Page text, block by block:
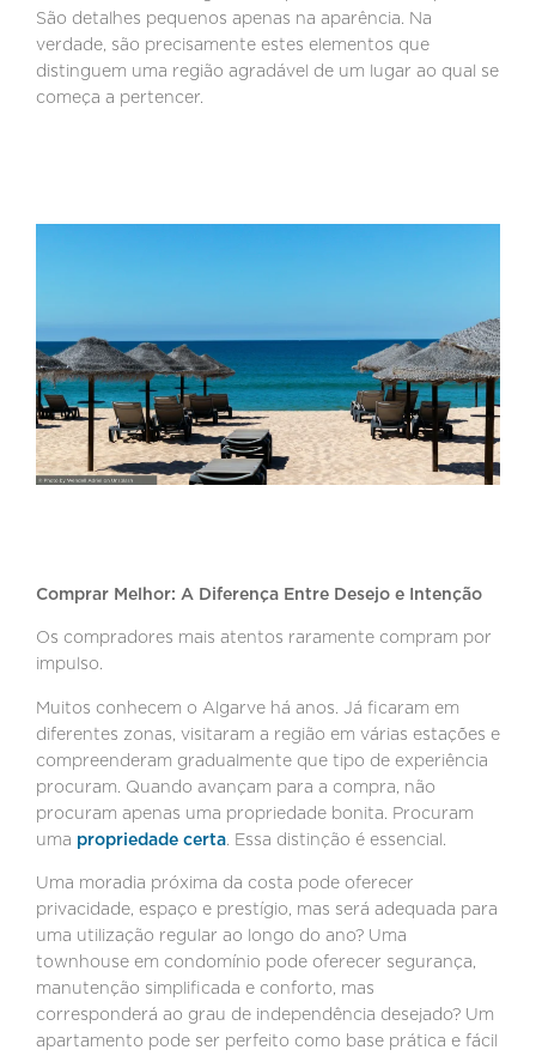
São detalhes pequenos apenas na aparência. Na
verdade, são precisamente estes elementos que
distinguem uma região agradável de um lugar ao qual se
começa a pertencer.
Comprar Melhor: A Diferença Entre Desejo e Intenção
Os compradores mais atentos raramente compram por
impulso.
Muitos conhecem o Algarve há anos. Já ficaram em
diferentes zonas, visitaram a região em várias estações e
compreenderam gradualmente que tipo de experiência
procuram. Quando avançam para a compra, não
procuram apenas uma propriedade bonita. Procuram
uma propriedade certa. Essa distinção é essencial.
Uma moradia próxima da costa pode oferecer
privacidade, espaço e prestígio, mas será adequada para
uma utilização regular ao longo do ano? Uma
townhouse em condomínio pode oferecer segurança,
manutenção simplificada e conforto, mas
corresponderá ao grau de independência desejado? Um
apartamento pode ser perfeito como base prática e fácil